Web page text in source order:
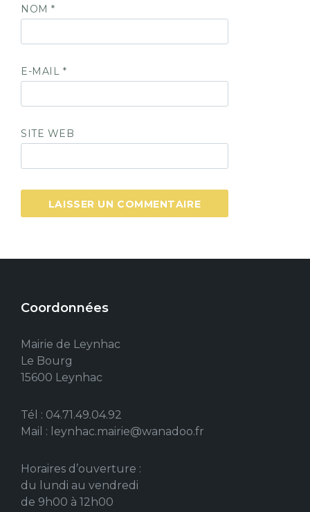
NOM*
E-MAIL *
SITE WEB
Coordonnées
Mairie de Leynhac
Le Bourg
15600 Leynhac
Tél : 04.71.49.04.92
Mail : leynhac.mairie@wanadoo.fr
Horaires d’ouverture :
du lundi au vendredi
de 9h00 à 12h00